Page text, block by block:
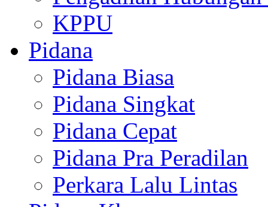
KPPU
Pidana
Pidana Biasa
Pidana Singkat
Pidana Cepat
Pidana Pra Peradilan
Perkara Lalu Lintas